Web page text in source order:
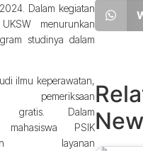
Dalam kegiatan
menurunkan
studinya dalam
ilmu keperawatan,
pemeriksaan
gratis. Dalam
mahasiswa PSIK
layanan